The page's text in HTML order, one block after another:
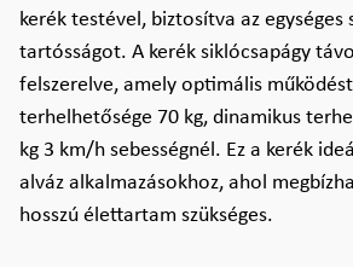
kerék testével, biztosítva az egységes
tartósságot. A kerék siklócsapágy
felszerelve, amely optimális
terhelhetősége 70 kg, dinamikus
kg 3 km/h sebességnél. Ez a kerék
alváz alkalmazásokhoz, ahol
hosszú élettartam szükséges.